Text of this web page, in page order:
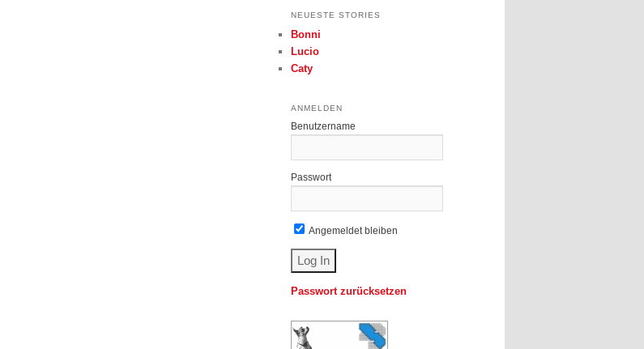
NEUESTE STORIES
Bonni
Lucio
Caty
ANMELDEN
Benutzername
Passwort
Angemeldet bleiben
Passwort zurücksetzen